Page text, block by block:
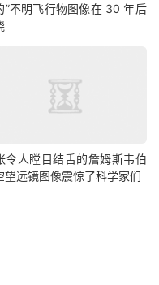
”不明飞行物图像在 30 年后
令人瞠目结舌的詹姆斯韦伯
望远镜图像震惊了科学家们